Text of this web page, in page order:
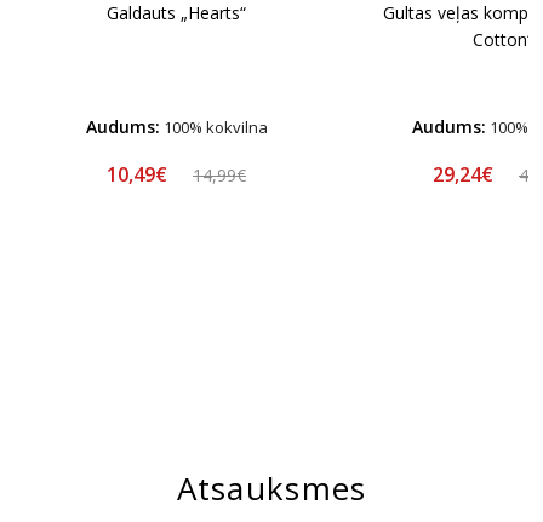
Galdauts „Hearts“
Audums: 100% kokvilna
10,49€ 14,99€
Gultas veļas
Cotton“
Audums: 100%
29,24€
Atsauksmes